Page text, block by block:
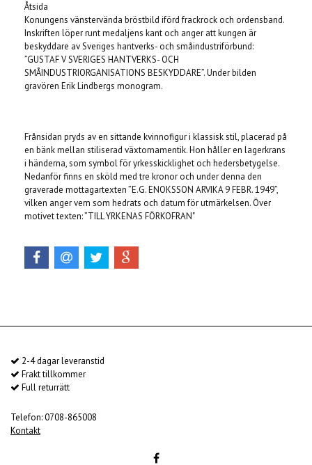
Åtsida
Konungens vänstervända bröstbild iförd frackrock och ordensband.
Inskriften löper runt medaljens kant och anger att kungen är
beskyddare av Sveriges hantverks- och småindustriförbund:
”GUSTAF V SVERIGES HANTVERKS- OCH
SMÅINDUSTRIORGANISATIONS BESKYDDARE”. Under bilden
gravören Erik Lindbergs monogram.
Frånsidan pryds av en sittande kvinnofigur i klassisk stil, placerad på
en bänk mellan stiliserad växtornamentik. Hon håller en lagerkrans
i händerna, som symbol för yrkesskicklighet och hedersbetygelse.
Nedanför finns en sköld med tre kronor och under denna den
graverade mottagartexten ”E.G. ENOKSSON ARVIKA 9 FEBR. 1949”,
vilken anger vem som hedrats och datum för utmärkelsen. Över
motivet texten: ”TILL YRKENAS FÖRKOFRAN"
2-4 dagar leveranstid
Frakt tillkommer
Full returrätt
Telefon: 0708-865008
Kontakt